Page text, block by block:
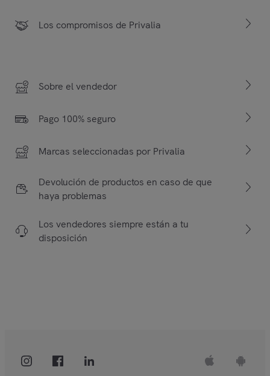
Los compromisos de Privalia
Sobre el vendedor
Pago 100% seguro
Marcas seleccionadas por Privalia
Devolución de productos en caso de que
haya problemas
Los vendedores siempre están a tu
disposición